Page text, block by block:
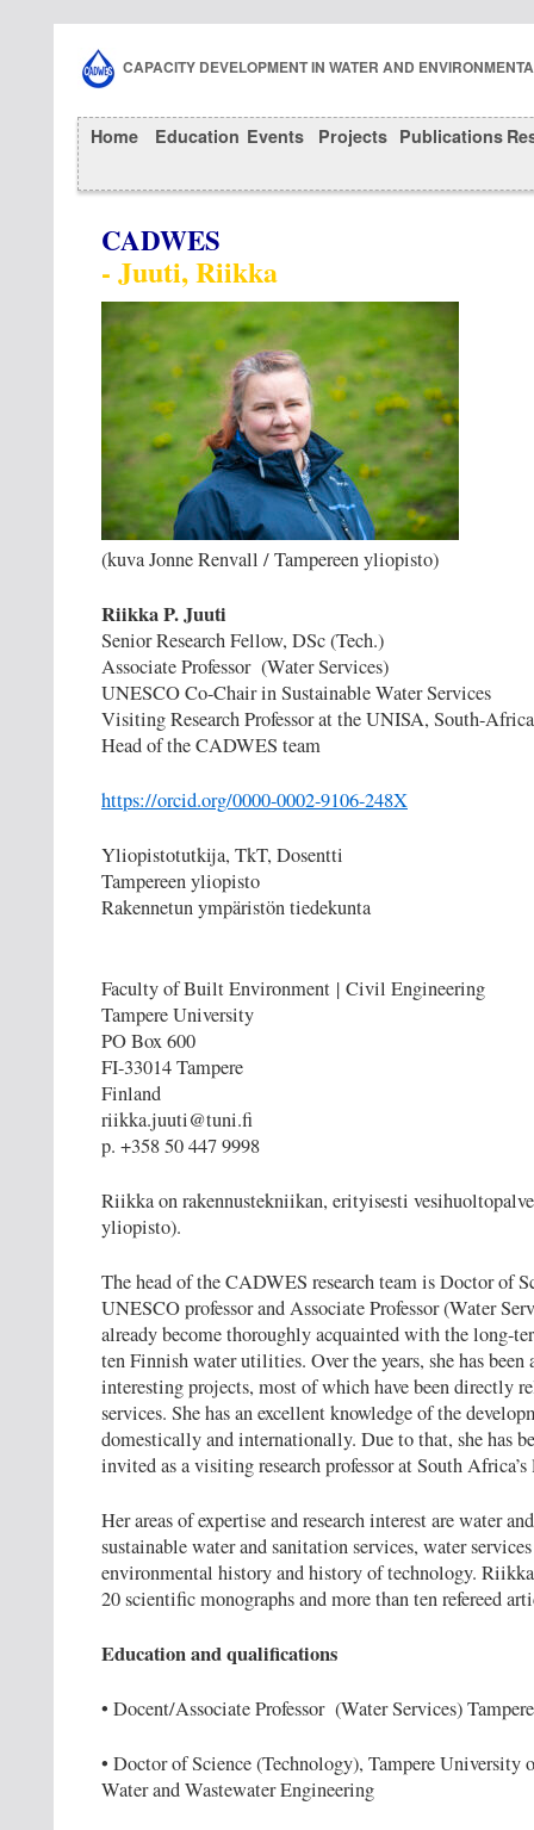
CAPACITY DEVELOPMENT IN WATER AND
Home Education Events Projects Publications
CADWES
- Juuti, Riikka
(kuva Jonne Renvall / Tampereen yliopisto)
Riikka P. Juuti
Senior Research Fellow, DSc (Tech.)
Associate Professor (Water Services)
UNESCO Co-Chair in Sustainable Water Services
Visiting Research Professor at the UNISA, South-
Head of the CADWES team
https://orcid.org/0000-0002-9106-248X
Yliopistotutkija, TkT, Dosentti
Tampereen yliopisto
Rakennetun ympäristön tiedekunta
Faculty of Built Environment | Civil Engineering
Tampere University
PO Box 600
FI-33014 Tampere
Finland
riikka.juuti@tuni.fi
p. +358 50 447 9998
Riikka on rakennustekniikan, erityisesti
yliopisto).
The head of the CADWES research team is Doctor of
UNESCO professor and Associate Professor (Water
already become thoroughly acquainted with the long-
ten Finnish water utilities. Over the years, she has
interesting projects, most of which have been directly
services. She has an excellent knowledge of the
domestically and internationally. Due to that, she has
invited as a visiting research professor at South
Her areas of expertise and research interest are water
sustainable water and sanitation services, water
environmental history and history of technology.
20 scientific monographs and more than ten refereed
Education and qualifications
• Docent/Associate Professor (Water Services)
• Doctor of Science (Technology), Tampere
Water and Wastewater Engineering